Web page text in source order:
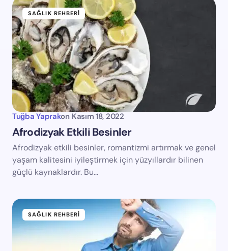
SAĞLIK REHBERI
Tuğba Yaprakon Kasım 18, 2022
Afrodizyak Etkili Besinler
Afrodizyak etkili besinler, romantizmi artırmak ve genel
yaşam kalitesini iyileştirmek için yüzyıllardır bilinen
güçlü kaynaklardır. Bu…
SAĞLIK REHBERI